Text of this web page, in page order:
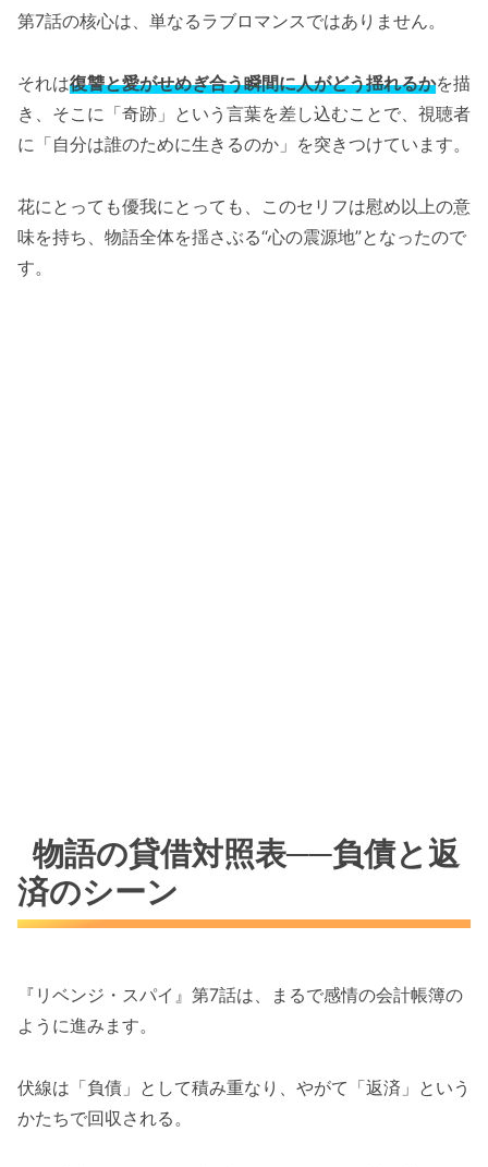
第7話の核心は、単なるラブロマンスではありません。
それは復讐と愛がせめぎ合う瞬間に人がどう揺れるかを描
き、そこに「奇跡」という言葉を差し込むことで、視聴者
に「自分は誰のために生きるのか」を突きつけています。
花にとっても優我にとっても、このセリフは慰め以上の意
味を持ち、物語全体を揺さぶる“心の震源地”となったので
す。
物語の貸借対照表──負債と返
済のシーン
『リベンジ・スパイ』第7話は、まるで感情の会計帳簿の
ように進みます。
伏線は「負債」として積み重なり、やがて「返済」という
かたちで回収される。